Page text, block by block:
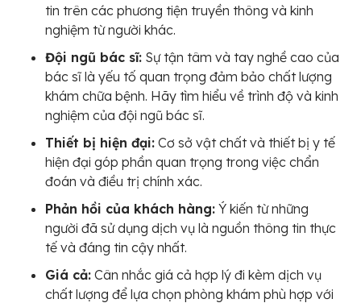
tin trên các phương tiện truyền thông và kinh
nghiệm từ người khác.
Đội ngũ bác sĩ: Sự tận tâm và tay nghề cao của
bác sĩ là yếu tố quan trọng đảm bảo chất lượng
khám chữa bệnh. Hãy tìm hiểu về trình độ và kinh
nghiệm của đội ngũ bác sĩ.
Thiết bị hiện đại: Cơ sở vật chất và thiết bị y tế
hiện đại góp phần quan trọng trong việc chẩn
đoán và điều trị chính xác.
Phản hồi của khách hàng: Ý kiến từ những
người đã sử dụng dịch vụ là nguồn thông tin thực
tế và đáng tin cậy nhất.
Giá cả: Cân nhắc giá cả hợp lý đi kèm dịch vụ
chất lượng để lựa chọn phòng khám phù hợp với